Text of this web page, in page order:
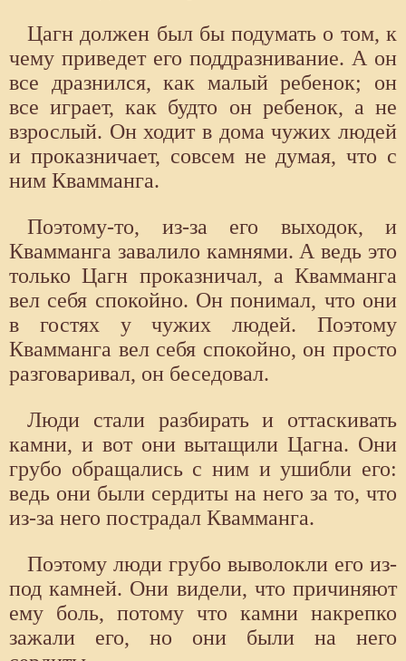
Цагн должен был бы подумать о том, к
чему приведет его поддразнивание. А он
все дразнился, как малый ребенок; он
все играет, как будто он ребенок, а не
взрослый. Он ходит в дома чужих людей
и проказничает, совсем не думая, что с
ним Квамманга.
Поэтому-то, из-за его выходок, и
Квамманга завалило камнями. А ведь это
только Цагн проказничал, а Квамманга
вел себя спокойно. Он понимал, что они
в гостях у чужих людей. Поэтому
Квамманга вел себя спокойно, он просто
разговаривал, он беседовал.
Люди стали разбирать и оттаскивать
камни, и вот они вытащили Цагна. Они
грубо обращались с ним и ушибли его:
ведь они были сердиты на него за то, что
из-за него пострадал Квамманга.
Поэтому люди грубо выволокли его из-
под камней. Они видели, что причиняют
ему боль, потому что камни накрепко
зажали его, но они были на него